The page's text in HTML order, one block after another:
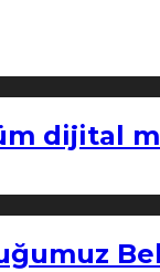
dijital